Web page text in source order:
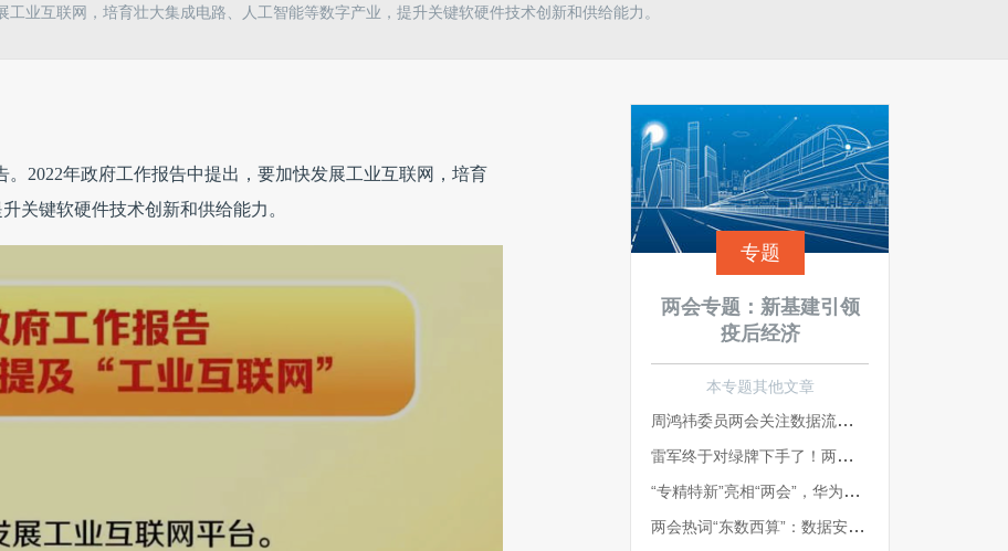
工业互联网，培育壮大集成电路、人工智能等数字产业，提升关键软硬件技术创新和供给能力。
。2022年政府工作报告中提出，要加快发展工业互联网，培育
关键软硬件技术创新和供给能力。
专题
两会专题：新基建引领
疫后经济
本专题其他文章
周鸿祎委员两会关注数据流通安全治理 为数据要素市场筑牢安全底座
雷军终于对绿牌下手了！两会提议优化绿牌设计；夸克AI上线「深度思考」，从找答案进阶给方案；罗永浩挖来小米前50号员工做AIOS丨雷峰早报
“专精特新”亮相“两会”，华为云助力中小企业“韧性发展”
两会热词“东数西算”：数据安全迎来机遇与风险双重考验